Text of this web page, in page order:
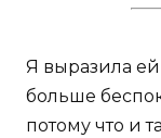
Я выразила
больше
потому что и